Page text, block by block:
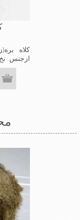
کلاه
ازجنس
ازکلاه
پوش
خوش